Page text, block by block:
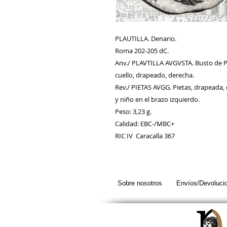
PLAUTILLA. Denario.
Roma 202-205 dC.
Anv./ PLAVTILLA AVGVSTA. Busto
cuello, drapeado, derecha.
Rev./ PIETAS AVGG. Pietas,
y niño en el brazo izquierdo.
Peso: 3,23 g.
Calidad: EBC-/MBC+
RIC IV Caracalla 367
Sobre nosotros Envíos/